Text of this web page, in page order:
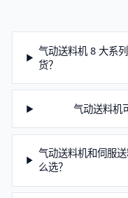
气动送料机 8 大系
货？
气动送料机
气动送料机和伺服
么选？